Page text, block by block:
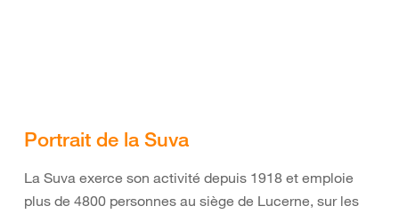
Portrait de la Suva
La Suva exerce son activité depuis 1918 et emploie
plus de 4800 personnes au siège de Lucerne, sur les